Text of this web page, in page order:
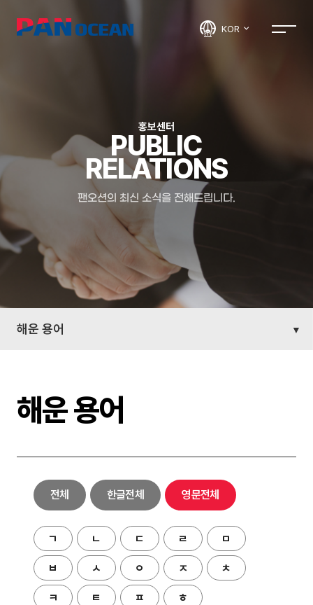
KOR
홍보센터
PUBLIC
RELATIONS
팬오션의 최신 소식을 전해드립니다.
해운 용어
해운 용어
전체 한글전체 영문전체
ㄱ ㄴ ㄷ ㄹ ㅁ
ㅂ ㅅ ㅇ ㅈ ㅊ
ㅋ ㅌ ㅍ ㅎ